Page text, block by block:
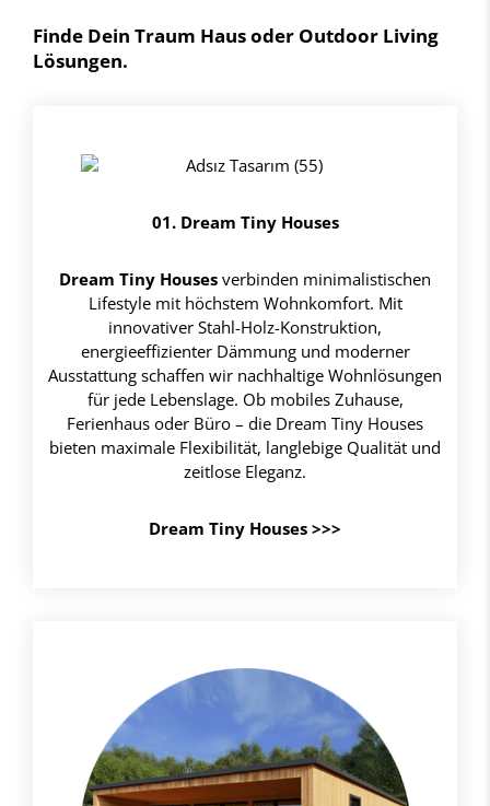
Finde Dein Traum Haus oder Outdoor Living
Lösungen.
01. Dream Tiny Houses
Dream Tiny Housesverbinden minimalistischen
Lifestyle mit höchstem Wohnkomfort. Mit
innovativer Stahl-Holz-Konstruktion,
energieeffizienter Dämmung und moderner
Ausstattung schaffen wir nachhaltige Wohnlösungen
für jede Lebenslage. Ob mobiles Zuhause,
Ferienhaus oder Büro – die Dream Tiny Houses
bieten maximale Flexibilität, langlebige Qualität und
zeitlose Eleganz.
Dream Tiny Houses >>>